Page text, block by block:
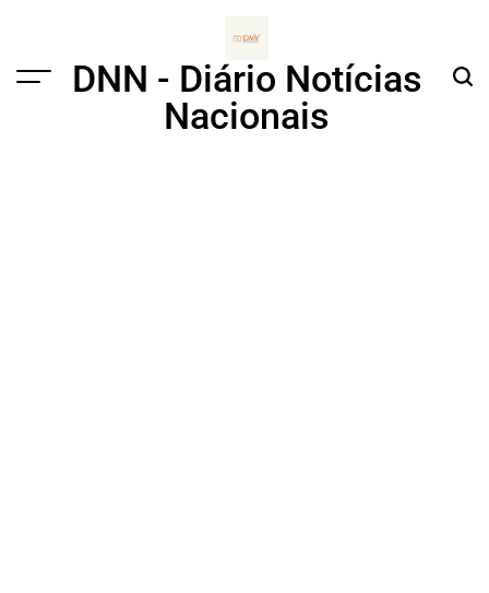
Menu
DNN - Diário Notícias
Nacionais